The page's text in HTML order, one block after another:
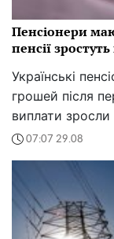
Пенсіонери
пенсії
Українські
грошей після
виплати
07:07 29.08